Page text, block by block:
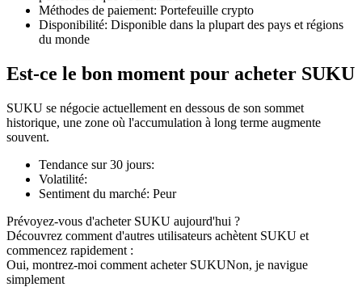
Futures COIN-M
Contrats à terme sur crypto-monnaie
TradFi
Produits dérivés sur actions, forex, métaux précieux et matières
Méthodes de paiement: Portefeuille crypto
Disponibilité: Disponible dans la plupart des pays et régions
du monde
Est-ce le bon moment pour acheter SUKU
SUKU se négocie actuellement en dessous de son sommet
historique, une zone où l'accumulation à long terme augmente
souvent.
Tendance sur 30 jours:
Volatilité:
Sentiment du marché: Peur
Prévoyez-vous d'acheter SUKU aujourd'hui ?
Découvrez comment d'autres utilisateurs achètent SUKU et
commencez rapidement :
Oui, montrez-moi comment acheter SUKUNon, je navigue
simplement